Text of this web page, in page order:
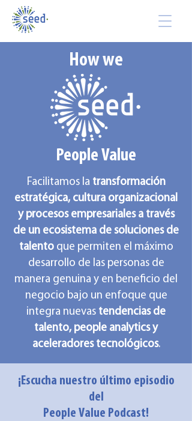
How we
People Value
Facilitamos la transformación
estratégica, cultura organizacional
y procesos empresariales a través
de un ecosistema de soluciones de
talento que permiten el máximo
desarrollo de las personas de
manera genuina y en beneficio del
negocio bajo un enfoque que
integra nuevas tendencias de
talento, people analytics y
aceleradores tecnológicos.
¡Escucha nuestro último episodio
del
People Value Podcast!